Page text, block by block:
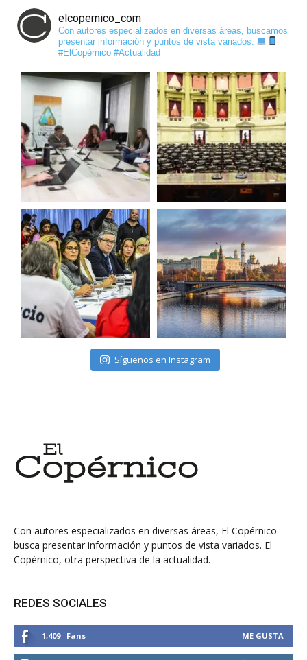
elcopernico_com
Con autores especializados en diversas áreas, buscamos
presentar información y puntos de vista variados.
#ElCopérnico #Actualidad
Síguenos en Instagram
Con autores especializados en diversas áreas, El Copérnico
busca presentar información y puntos de vista variados. El
Copérnico, otra perspectiva de la actualidad.
REDES SOCIALES
1,409 Fans ME GUSTA